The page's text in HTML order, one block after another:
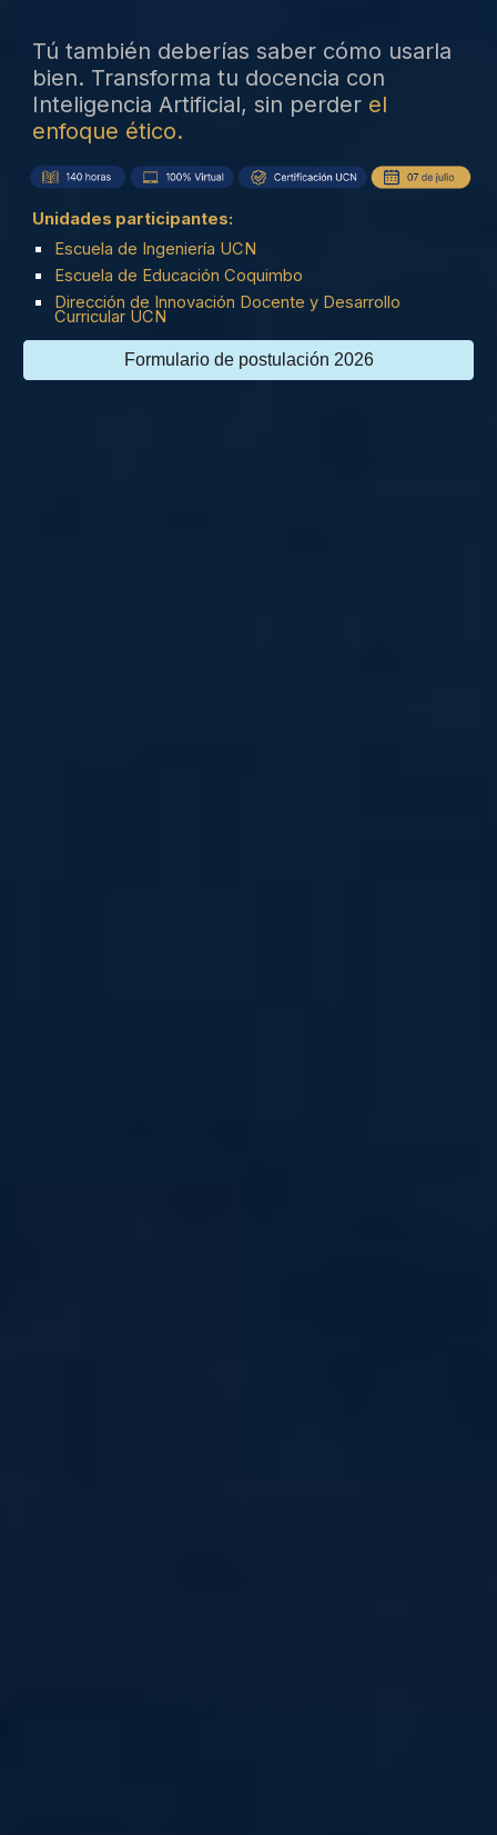
Tú también deberías saber cómo usarla
bien. Transforma tu docencia con
Inteligencia Artificial, sin perder el
enfoque ético.
Unidades participantes:
Escuela de Ingeniería UCN
Escuela de Educación Coquimbo
Dirección de Innovación Docente y Desarrollo
Curricular UCN
Formulario de postulación 2026